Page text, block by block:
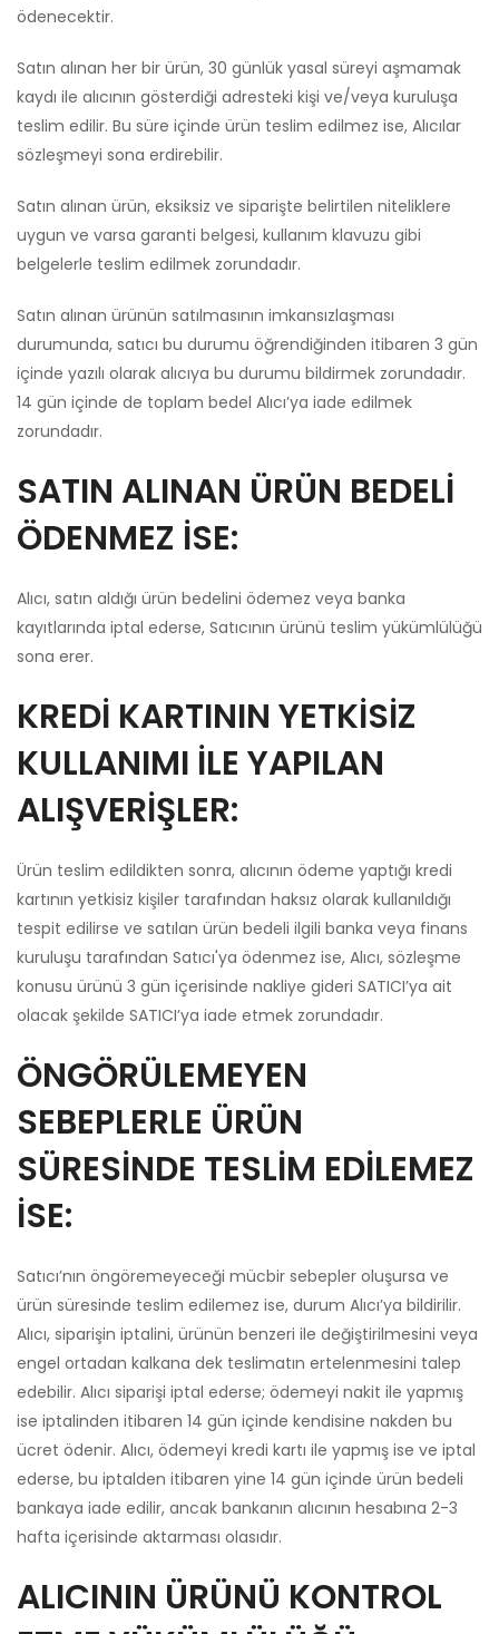
ödenecektir.
Satın alınan her bir ürün, 30 günlük yasal süreyi aşmamak
kaydı ile alıcının gösterdiği adresteki kişi ve/veya kuruluşa
teslim edilir. Bu süre içinde ürün teslim edilmez ise, Alıcılar
sözleşmeyi sona erdirebilir.
Satın alınan ürün, eksiksiz ve siparişte belirtilen niteliklere
uygun ve varsa garanti belgesi, kullanım klavuzu gibi
belgelerle teslim edilmek zorundadır.
Satın alınan ürünün satılmasının imkansızlaşması
durumunda, satıcı bu durumu öğrendiğinden itibaren 3 gün
içinde yazılı olarak alıcıya bu durumu bildirmek zorundadır.
14 gün içinde de toplam bedel Alıcı’ya iade edilmek
zorundadır.
SATIN ALINAN ÜRÜN BEDELİ
ÖDENMEZ İSE:
Alıcı, satın aldığı ürün bedelini ödemez veya banka
kayıtlarında iptal ederse, Satıcının ürünü teslim yükümlülüğü
sona erer.
KREDİ KARTININ YETKİSİZ
KULLANIMI İLE YAPILAN
ALIŞVERİŞLER:
Ürün teslim edildikten sonra, alıcının ödeme yaptığı kredi
kartının yetkisiz kişiler tarafından haksız olarak kullanıldığı
tespit edilirse ve satılan ürün bedeli ilgili banka veya finans
kuruluşu tarafından Satıcı'ya ödenmez ise, Alıcı, sözleşme
konusu ürünü 3 gün içerisinde nakliye gideri SATICI’ya ait
olacak şekilde SATICI’ya iade etmek zorundadır.
ÖNGÖRÜLEMEYEN
SEBEPLERLE ÜRÜN
SÜRESİNDE TESLİM EDİLEMEZ
İSE:
Satıcı’nın öngöremeyeceği mücbir sebepler oluşursa ve
ürün süresinde teslim edilemez ise, durum Alıcı’ya bildirilir.
Alıcı, siparişin iptalini, ürünün benzeri ile değiştirilmesini veya
engel ortadan kalkana dek teslimatın ertelenmesini talep
edebilir. Alıcı siparişi iptal ederse; ödemeyi nakit ile yapmış
ise iptalinden itibaren 14 gün içinde kendisine nakden bu
ücret ödenir. Alıcı, ödemeyi kredi kartı ile yapmış ise ve iptal
ederse, bu iptalden itibaren yine 14 gün içinde ürün bedeli
bankaya iade edilir, ancak bankanın alıcının hesabına 2-3
hafta içerisinde aktarması olasıdır.
ALICININ ÜRÜNÜ KONTROL